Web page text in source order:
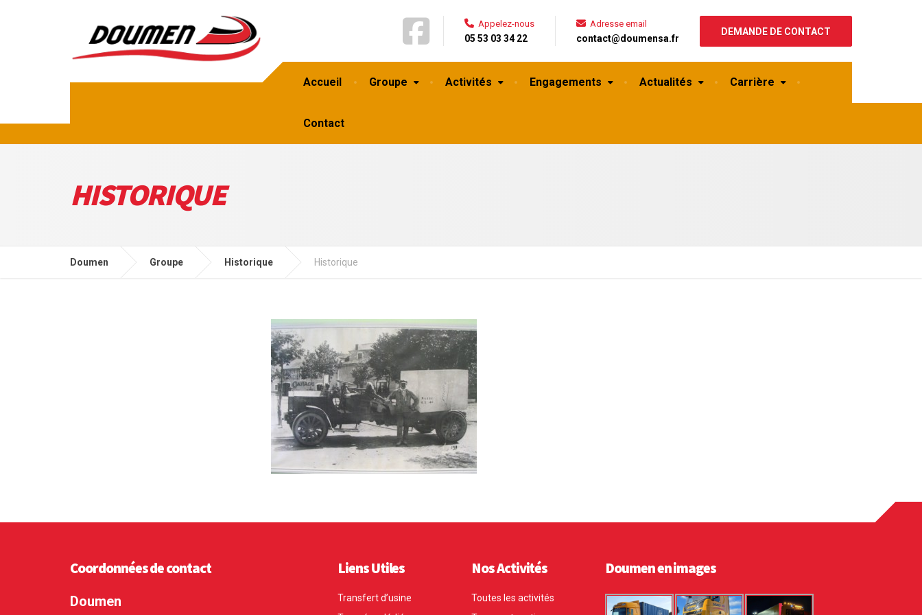
Accueil Groupe Activités Engagements Actualités Carrière
Contact
Appelez-nous
05 53 03 34 22
Adresse email
contact@doumensa.fr
DEMANDE DE CONTACT
HISTORIQUE
Doumen Groupe Historique Historique
Coordonnées de contact
Doumen
Liens Utiles
Transfert d’usine
Nos Activités
Toutes les activités
Doumen en images